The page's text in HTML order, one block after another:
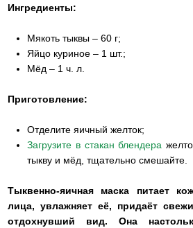
Ингредиенты:
Мякоть тыквы – 60 г;
Яйцо куриное – 1 шт.;
Мёд – 1 ч. л.
Приготовление:
Отделите яичный желток;
Загрузите в стакан блендера
тыкву и мёд, тщательно смешайте.
Тыквенно-яичная маска питает
лица, увлажняет её, придаёт
отдохнувший вид. Она